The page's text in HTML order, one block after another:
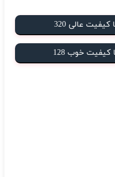
کیفیت عالی 320
کیفیت خوب 128